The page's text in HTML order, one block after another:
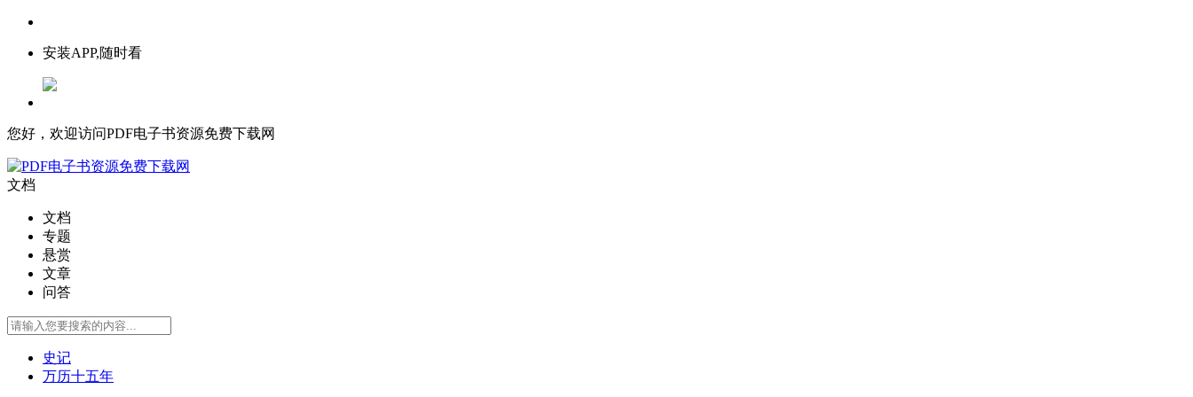
安装APP,随时看
您好，欢迎访问PDF电子书资源免费下载网
文档
文档
专题
悬赏
文章
问答
史记
万历十五年